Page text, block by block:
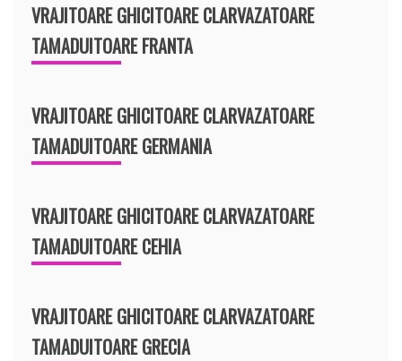
VRAJITOARE GHICITOARE CLARVAZATOARE
TAMADUITOARE FRANTA
VRAJITOARE GHICITOARE CLARVAZATOARE
TAMADUITOARE GERMANIA
VRAJITOARE GHICITOARE CLARVAZATOARE
TAMADUITOARE CEHIA
VRAJITOARE GHICITOARE CLARVAZATOARE
TAMADUITOARE GRECIA